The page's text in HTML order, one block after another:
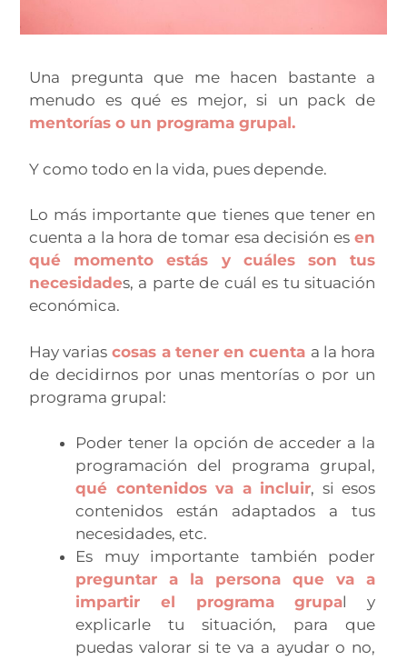
Una pregunta que me hacen bastante a
menudo es qué es mejor, si un pack de
mentorías o un programa grupal.
Y como todo en la vida, pues depende.
Lo más importante que tienes que tener en
cuenta a la hora de tomar esa decisión esen
qué momento estás y cuáles son tus
necesidades, a parte de cuál es tu situación
económica.
Hay varias cosas a tener en cuenta a la hora
de decidirnos por unas mentorías o por un
programa grupal:
Poder tener la opción de acceder a la
programación del programa grupal,
qué contenidos va a incluir, si esos
contenidos están adaptados a tus
necesidades, etc.
Es muy importante también poder
preguntar a la persona que va a
impartir el programa grupal y
explicarle tu situación, para que
puedas valorar si te va a ayudar o no,